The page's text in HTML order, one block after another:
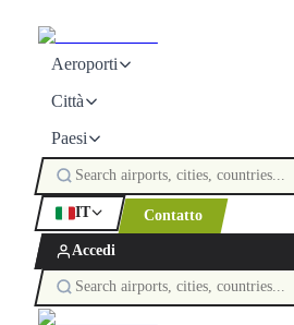
Aeroporti
Città
Paesi
IT Contatto
Accedi